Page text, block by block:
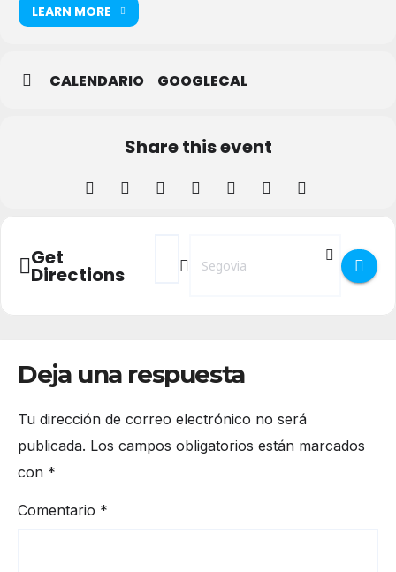
LEARN MORE
CALENDARIO GOOGLECAL
Share this event
Get
Directions
Address - Curso de monitor de ocio y
Destination Address - Curso de
Deja una respuesta
Tu dirección de correo electrónico no será
publicada. Los campos obligatorios están marcados
con *
Comentario *